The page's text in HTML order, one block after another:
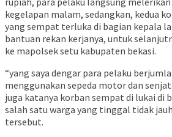
kegelapan malam, sedangkan, kedua
yang sempat terluka di bagian kepala
bantuan rekan kerjanya, untuk
ke mapolsek setu kabupaten bekasi.
“yang saya dengar para pelaku
menggunakan sepeda motor dan
juga katanya korban sempat di lukai di
salah satu warga yang tinggal tidak
tersebut.